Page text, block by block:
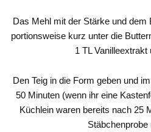
Das Mehl mit der Stärke und
portionsweise kurz unter die
1 TL Vanilleextrakt
Den Teig in die Form geben und
50 Minuten (wenn ihr eine
Küchlein waren bereits nach 25
Stäbchenprobe